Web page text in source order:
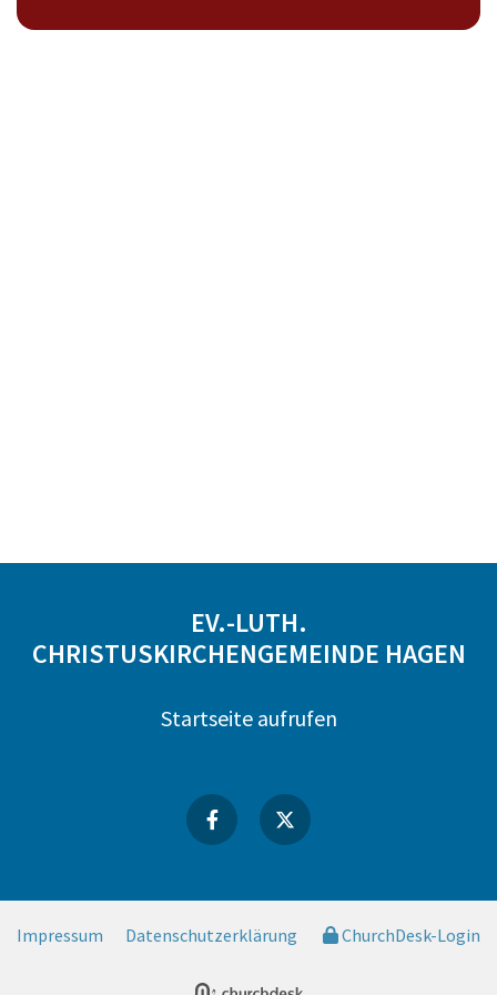
EV.-LUTH.
CHRISTUSKIRCHENGEMEINDE HAGEN
Startseite aufrufen
Impressum Datenschutzerklärung ChurchDesk-Login